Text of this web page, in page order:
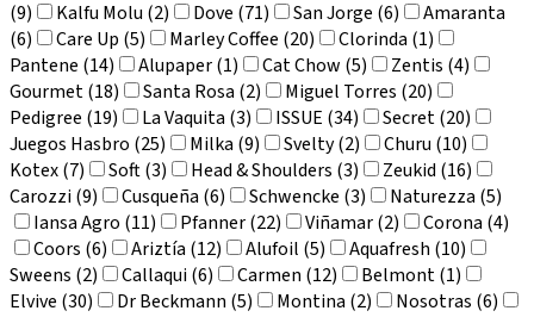
(9)
Kalfu Molu (2) Dove (71) San Jorge (6)
Amaranta
(6)
Care Up (5) Marley Coffee (20)
Clorinda (1)
Pantene (14)
Alupaper (1) Cat Chow (5)
Zentis (4)
Gourmet (18)
Santa Rosa (2)
Miguel Torres (20)
Pedigree (19)
La Vaquita (3) ISSUE (34)
Secret (20)
Juegos Hasbro (25)
Milka (9) Svelty (2)
Churu (10)
Kotex (7)
Soft (3) Head & Shoulders (3)
Zeukid (16)
Carozzi (9)
Cusqueña (6) Schwencke (3)
Naturezza (5)
Iansa Agro (11)
Pfanner (22) Viñamar (2)
Corona (4)
Coors (6)
Ariztía (12) Alufoil (5)
Aquafresh (10)
Sweens (2)
Callaqui (6) Carmen (12)
Belmont (1)
Elvive (30)
Dr Beckmann (5) Montina (2)
Nosotras (6)